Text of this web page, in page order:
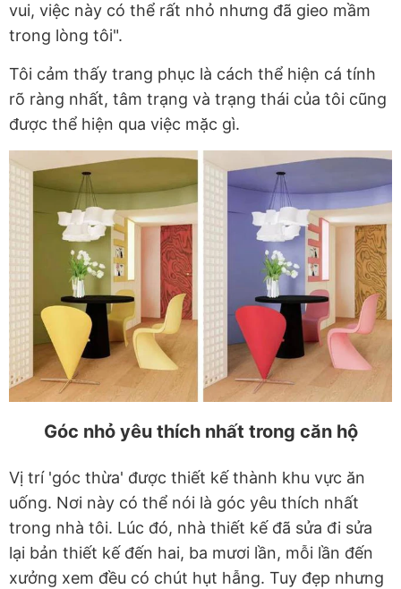
vui, việc này có thể rất nhỏ nhưng đã gieo mầm
trong lòng tôi".
Tôi cảm thấy trang phục là cách thể hiện cá tính
rõ ràng nhất, tâm trạng và trạng thái của tôi cũng
được thể hiện qua việc mặc gì.
Góc nhỏ yêu thích nhất trong căn hộ
Vị trí 'góc thừa' được thiết kế thành khu vực ăn
uống. Nơi này có thể nói là góc yêu thích nhất
trong nhà tôi. Lúc đó, nhà thiết kế đã sửa đi sửa
lại bản thiết kế đến hai, ba mươi lần, mỗi lần đến
xưởng xem đều có chút hụt hẫng. Tuy đẹp nhưng